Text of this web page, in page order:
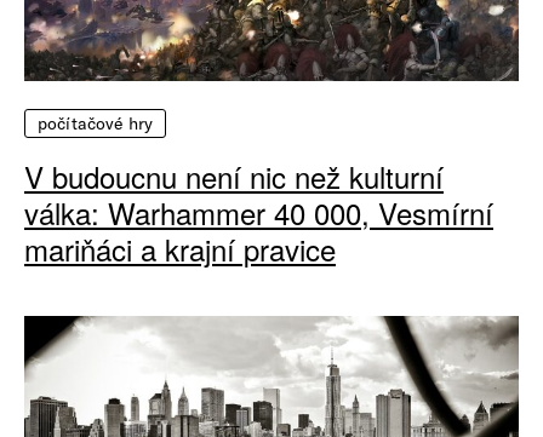
počítačové hry
V budoucnu není nic než kulturní
válka: Warhammer 40 000, Vesmírní
mariňáci a krajní pravice